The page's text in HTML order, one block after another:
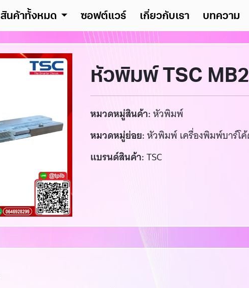
สินค้าทั้งหมด ซอฟต์แวร์ เกี่ยวกับเรา บทความ
หัวพิมพ์ TSC
หมวดหมู่สินค้า:หัวพิมพ์
หมวดหมู่ย่อย:หัวพิมพ์ เครื่องพิมพ์บาร์โ
แบรนด์สินค้า:TSC